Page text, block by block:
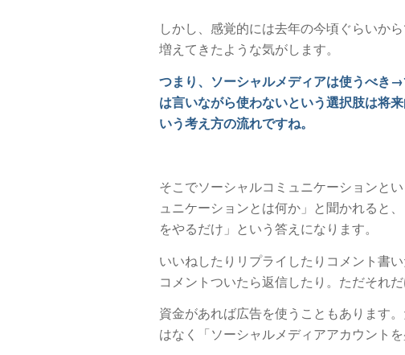
しかし、感覚的には去年の今頃ぐらいか
増えてきたような気がします。
つまり、ソーシャルメディアは使うべき
は言いながら使わないという選択肢は将
いう考え方の流れですね。
そこでソーシャルコミュニケーションと
ュニケーションとは何か」と聞かれると
をやるだけ」という答えになります。
いいねしたりリプライしたりコメント書
コメントついたら返信したり。ただそれだ
資金があれば広告を使うこともあります
はなく「ソーシャルメディアアカウント